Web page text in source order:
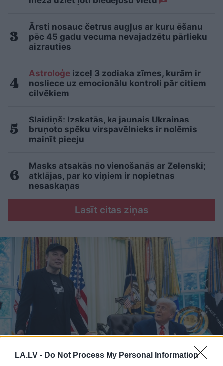
LA.LV - Do Not Process My Personal Information
Ārsti nosauc četrus augļus ar kuru ēšanu
pēc 45 gadu vecuma nevajadzētu pārlieku
aizrauties
Astroloģe izceļ 3 zodiaka zīmes, kurām ir
nosliece uz emocionālu kontroli pār citiem
cilvēkiem
Slaidiņš: Izskatās, ka jaunais Ukrainas
bruņoto spēku virspavēlnieks ir nolēmis
mainīt pieeju
Masks atsakās no vienošanās ar Zelenski;
atklājas, par ko viņiem ir nopietnas
nesaskaņas
Lasīt citas ziņas